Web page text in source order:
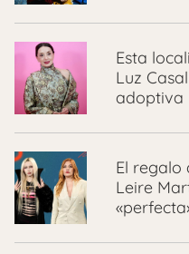
Esta
Luz
adoptiva
El regalo
Leire